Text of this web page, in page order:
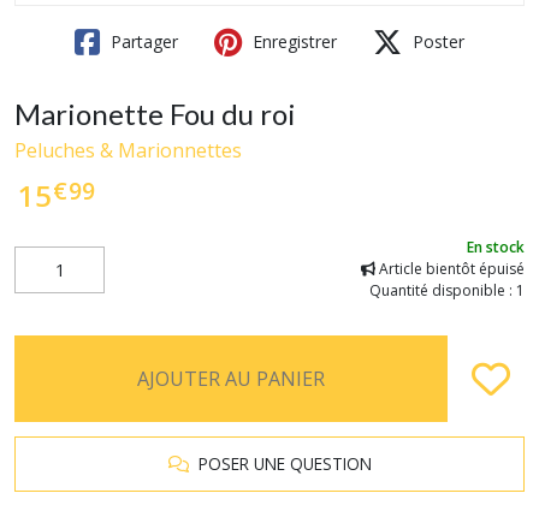
Partager Enregistrer Poster
Marionette Fou du roi
Peluches & Marionnettes
15€99
En stock
Article bientôt épuisé
Quantité disponible : 1
AJOUTER AU PANIER
POSER UNE QUESTION